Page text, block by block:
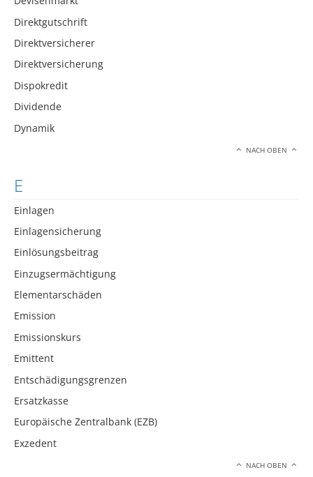
Direktgutschrift
Direktversicherer
Direktversicherung
Dispokredit
Dividende
Dynamik
NACH OBEN
E
Einlagen
Einlagensicherung
Einlösungsbeitrag
Einzugsermächtigung
Elementarschäden
Emission
Emissionskurs
Emittent
Entschädigungsgrenzen
Ersatzkasse
Europäische Zentralbank (EZB)
Exzedent
NACH OBEN